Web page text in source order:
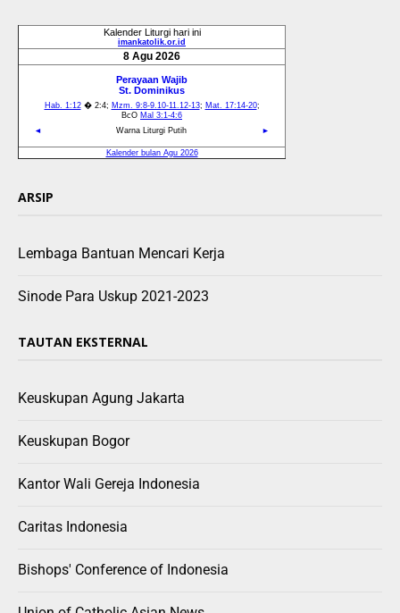
ARSIP
Lembaga Bantuan Mencari Kerja
Sinode Para Uskup 2021-2023
TAUTAN EKSTERNAL
Keuskupan Agung Jakarta
Keuskupan Bogor
Kantor Wali Gereja Indonesia
Caritas Indonesia
Bishops' Conference of Indonesia